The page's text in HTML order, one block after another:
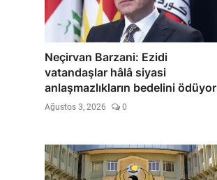
Neçirvan Barzani: Ezidi
vatandaşlar hâlâ siyasi
anlaşmazlıkların bedelini ödüyor
Ağustos 3, 2026 0